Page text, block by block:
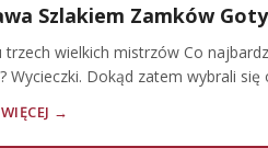
Szlakiem Zamków
trzech wielkich mistrzów Co
Wycieczki. Dokąd zatem wybrali
→